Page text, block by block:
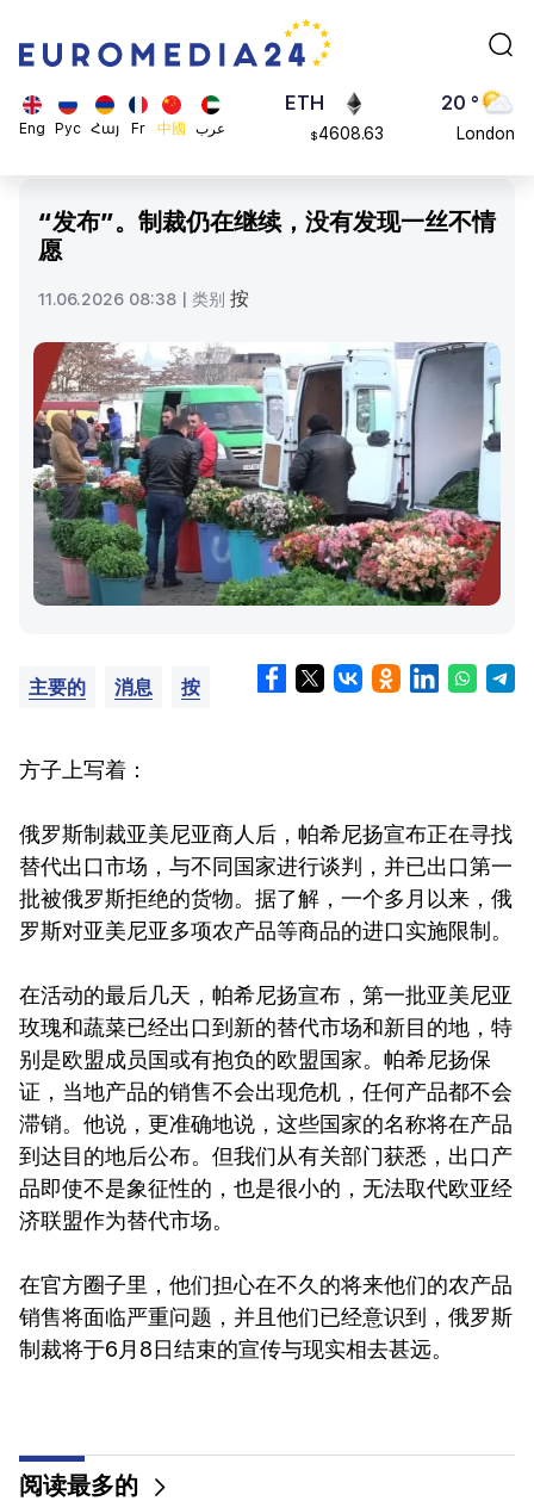
Eng Рус Հայ Fr 中國 عرب
ADA
0.868816
ETH
$4608.63
20 °
London
23 °
23 °
Madrid
“发布”。制裁仍在继续，没有发现一丝不情
愿
11.06.2026 08:38 | 类别 按
主要的 消息 按
方子上写着：
俄罗斯制裁亚美尼亚商人后，帕希尼扬宣布正在寻找
替代出口市场，与不同国家进行谈判，并已出口第一
批被俄罗斯拒绝的货物。据了解，一个多月以来，俄
罗斯对亚美尼亚多项农产品等商品的进口实施限制。
在活动的最后几天，帕希尼扬宣布，第一批亚美尼亚
玫瑰和蔬菜已经出口到新的替代市场和新目的地，特
别是欧盟成员国或有抱负的欧盟国家。帕希尼扬保
证，当地产品的销售不会出现危机，任何产品都不会
滞销。他说，更准确地说，这些国家的名称将在产品
到​​达目的地后公布。但我们从有关部门获悉，出口产
品即使不是象征性的，也是很小的，无法取代欧亚经
济联盟作为替代市场。
在官方圈子里，他们担心在不久的将来他们的农产品
销售将面临严重问题，并且他们已经意识到，俄罗斯
制裁将于6月8日结束的宣传与现实相去甚远。
阅读最多的